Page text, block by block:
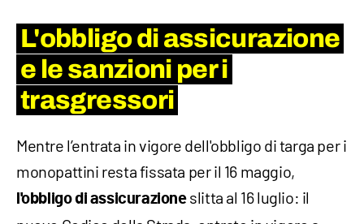
L'obbligo di assicurazione
e le sanzioni per i
trasgressori
Mentre l’entrata in vigore dell'obbligo di targa per i
monopattini resta fissata per il 16 maggio,
l'obbligo di assicurazione slitta al 16 luglio: il